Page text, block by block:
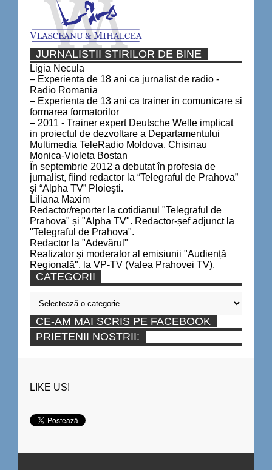
JURNALISTII STIRILOR DE BINE
Ligia Necula
– Experienta de 18 ani ca jurnalist de radio -
Radio Romania
– Experienta de 13 ani ca trainer in comunicare si
formarea formatorilor
– 2011 - Trainer expert Deutsche Welle implicat
in proiectul de dezvoltare a Departamentului
Multimedia TeleRadio Moldova, Chisinau
Monica-Violeta Bostan
În septembrie 2012 a debutat în profesia de
jurnalist, fiind redactor la “Telegraful de Prahova”
şi “Alpha TV” Ploieşti.
Liliana Maxim
Redactor/reporter la cotidianul "Telegraful de
Prahova" și "Alpha TV". Redactor-șef adjunct la
"Telegraful de Prahova".
Redactor la "Adevărul"
Realizator și moderator al emisiunii "Audiență
Regională", la VP-TV (Valea Prahovei TV).
CATEGORII
Categorii
CE-AM MAI SCRIS PE FACEBOOK
PRIETENII NOSTRII:
LIKE US!